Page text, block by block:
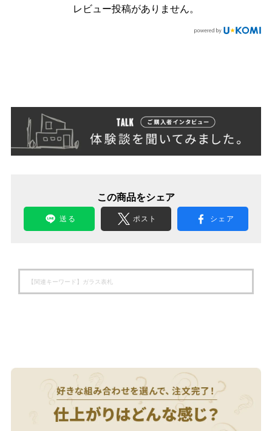
レビュー投稿がありません。
この商品をシェア
送る ポスト シェア
【関連キーワード】 ガラス表札